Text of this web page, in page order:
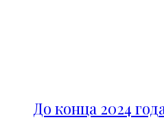
До конца 2024